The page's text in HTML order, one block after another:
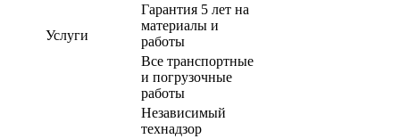
Услуги
Гарантия 5 лет на
материалы и
работы
Все транспортные
и погрузочные
работы
Независимый
технадзор